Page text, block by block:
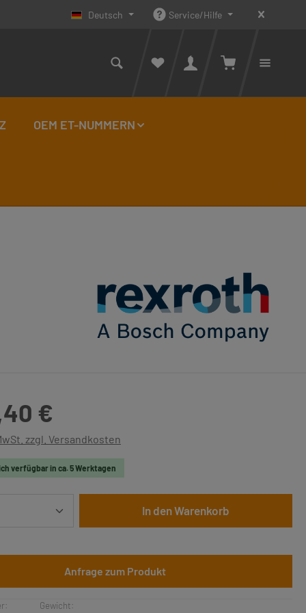
Deutsch Service/Hilfe
Du
OEM ET-NUMMERN
€
zzgl. Versandkosten
verfügbar in ca. 5 Werktagen
Gib den gewünschten Wert ein
In den Warenkorb
Anfrage zum Produkt
Gewicht: